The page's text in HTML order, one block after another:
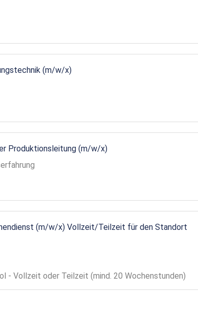
(m/w/x)
Produktionsleitung (m/w/x)
(m/w/x) Vollzeit/Teilzeit für den Standort
- Vollzeit oder Teilzeit (mind. 20 Wochenstunden)